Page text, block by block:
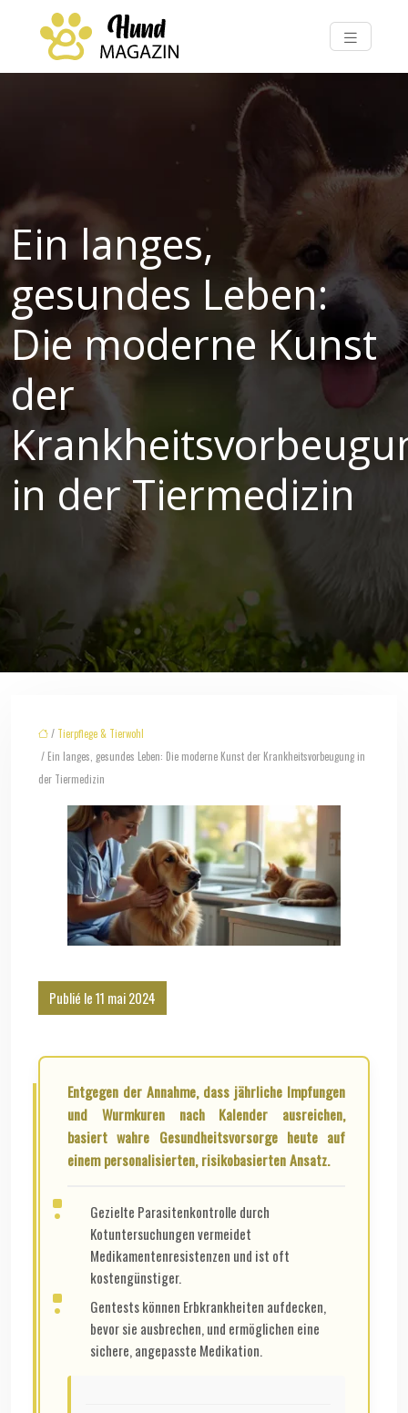
Ein langes,
gesundes Leben:
Die moderne Kunst
der
in der Tiermedizin
/ Tierpflege & Tierwohl
/ Ein langes, gesundes Leben: Die moderne Kunst der Krankheitsvorbeugung in
der Tiermedizin
Publié le 11 mai 2024
Entgegen der Annahme, dass jährliche Impfungen
und Wurmkuren nach Kalender ausreichen,
basiert wahre Gesundheitsvorsorge heute auf
einem personalisierten, risikobasierten Ansatz.
Gezielte Parasitenkontrolle durch
Kotuntersuchungen vermeidet
Medikamentenresistenzen und ist oft
kostengünstiger.
Gentests können Erbkrankheiten aufdecken,
bevor sie ausbrechen, und ermöglichen eine
sichere, angepasste Medikation.